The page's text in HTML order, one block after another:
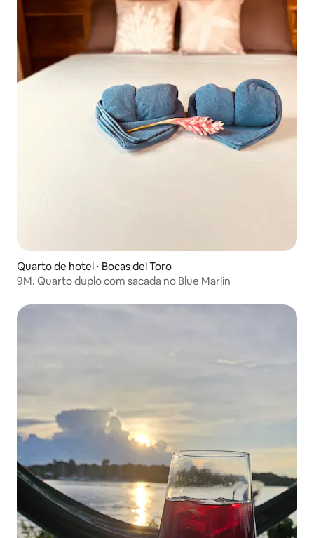
Quarto de hotel ⋅ Bocas del Toro
9M. Quarto duplo com sacada no Blue Marlin